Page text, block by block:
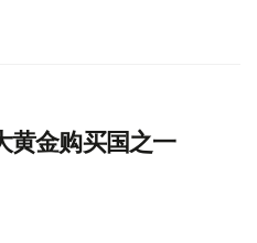
黄金购买国之一